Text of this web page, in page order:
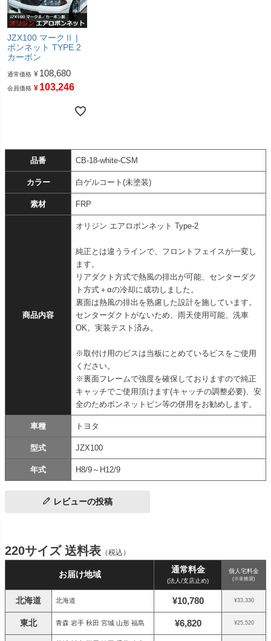
JZX100 マークⅡ |
ボンネット TYPE.2
カーボン
通常価格 ¥ 108,680
会員価格 ¥ 103,246
品番 CB-18-white-CSM
カラー 白ゲルコート(未塗装)
素材 FRP
商品内容
オリジン エアロボンネット Type-2
純正とは違うラインで、フロントフェイスが一変し
ます。
リアダクト方式で熱風の排出が可能、センターダク
ト方式＋αの冷却に成功しました。
裏面は熱風の排出を熟慮した設計を施しています。
センターダクトがないため、雨天使用可能、洗車
OK。実装テスト済み。
※取付け用のビスは当板にとめているビスをご使用
ください。
※裏面フレームで強度を確保しておりますので純正
キャッチでご使用頂けます(キャッチの調整必要)、安
全のためボンネットピン等の併用をお勧めします。
車種 トヨタ
型式 JZX100
年式 H8/9～H12/9
レビューの投稿
220サイズ 送料表 （税込）
お届け地域 通常料金
(法人/支店止め)
個人宅料金
(※非推奨)
北海道 北海道 ¥10,780 ¥33,330
東北 青森 岩手 秋田 宮城 山形 福島 ¥6,820 ¥25,520